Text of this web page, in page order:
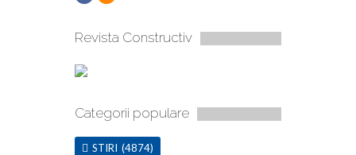
Revista Constructiv
Categorii populare
STIRI (4874)